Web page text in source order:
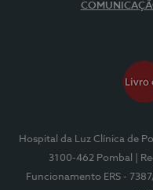
Hospital da Luz Clínica de
3100-462 Pombal
|
Funcionamento ERS -